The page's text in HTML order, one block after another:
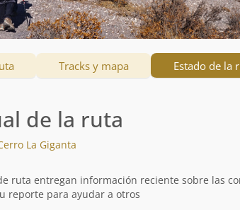
Tracks y mapa Estado de la
de la ruta
La Giganta
ruta entregan información reciente sobre las
reporte para ayudar a otros